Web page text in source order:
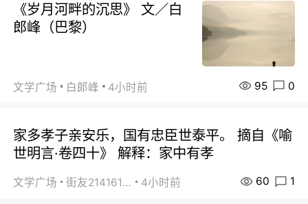
《岁月河畔的沉思》 文／白
郎峰（巴黎）
文学广场 白郞峰 4小时前 95 0
家多孝子亲安乐，国有忠臣世泰平。 摘自《喻
世明言·卷四十》 解释：家中有孝
文学广场 街友21416156 4小时前 60 1